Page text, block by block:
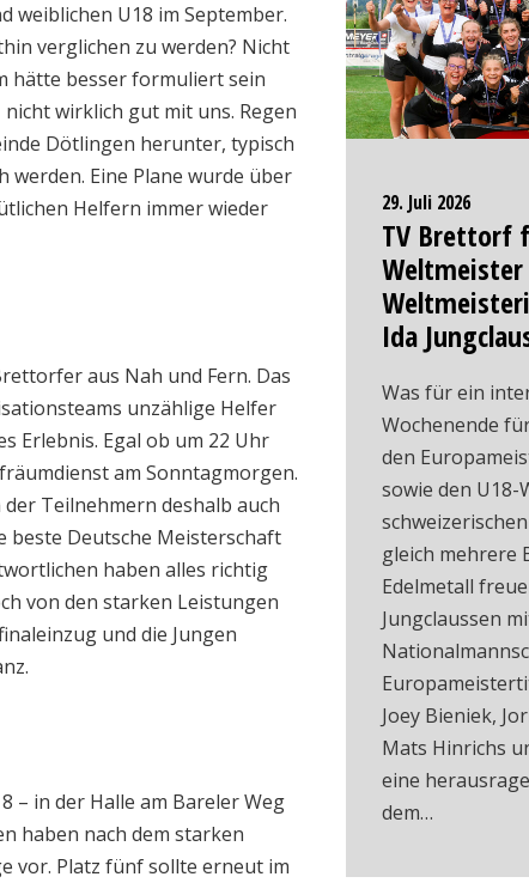
weiblichen U18 im September.
verglichen zu werden? Nicht
hätte besser formuliert sein
wirklich gut mit uns. Regen
Dötlingen herunter, typisch
werden. Eine Plane wurde über
Helfern immer wieder
aus Nah und Fern. Das
unzählige Helfer
Erlebnis. Egal ob um 22 Uhr
am Sonntagmorgen.
Teilnehmern deshalb auch
beste Deutsche Meisterschaft
haben alles richtig
von den starken Leistungen
und die Jungen
– in der Halle am Bareler Weg
haben nach dem starken
vor. Platz fünf sollte erneut im
29. Juli 2026
TV Brettorf
Weltmeister
Ida
Was für ein
Wochenende
den
sowie den
gleich
Edelmetall
Jungclaussen
Joey Bieniek,
Mats Hinrichs
eine
dem…